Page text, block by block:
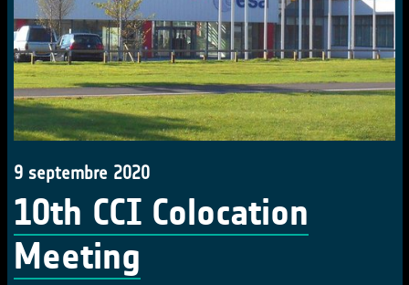
9 septembre 2020
10th CCI Colocation
Meeting